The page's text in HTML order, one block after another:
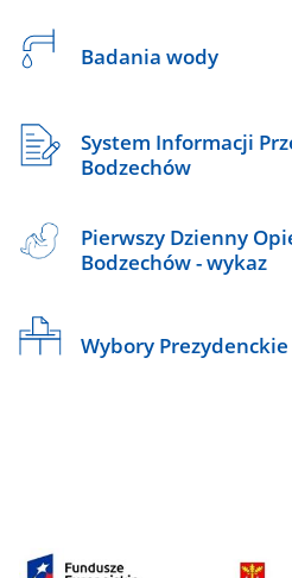
Badania wody
System Informacji
Bodzechów
Pierwszy Dzienny
Bodzechów - wykaz
Wybory Prezydenckie
''Uporządkowanie